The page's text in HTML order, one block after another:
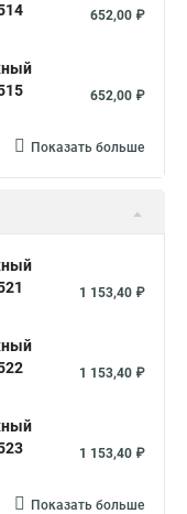
652,00 ₽
652,00 ₽
Показать больше
1 153,40 ₽
1 153,40 ₽
1 153,40 ₽
Показать больше